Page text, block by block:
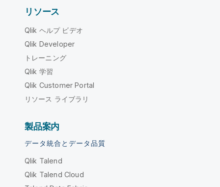
リソース
Qlik ヘルプ ビデオ
Qlik Developer
トレーニング
Qlik 学習
Qlik Customer Portal
リソース ライブラリ
製品案内
データ統合とデータ品質
Qlik Talend
Qlik Talend Cloud